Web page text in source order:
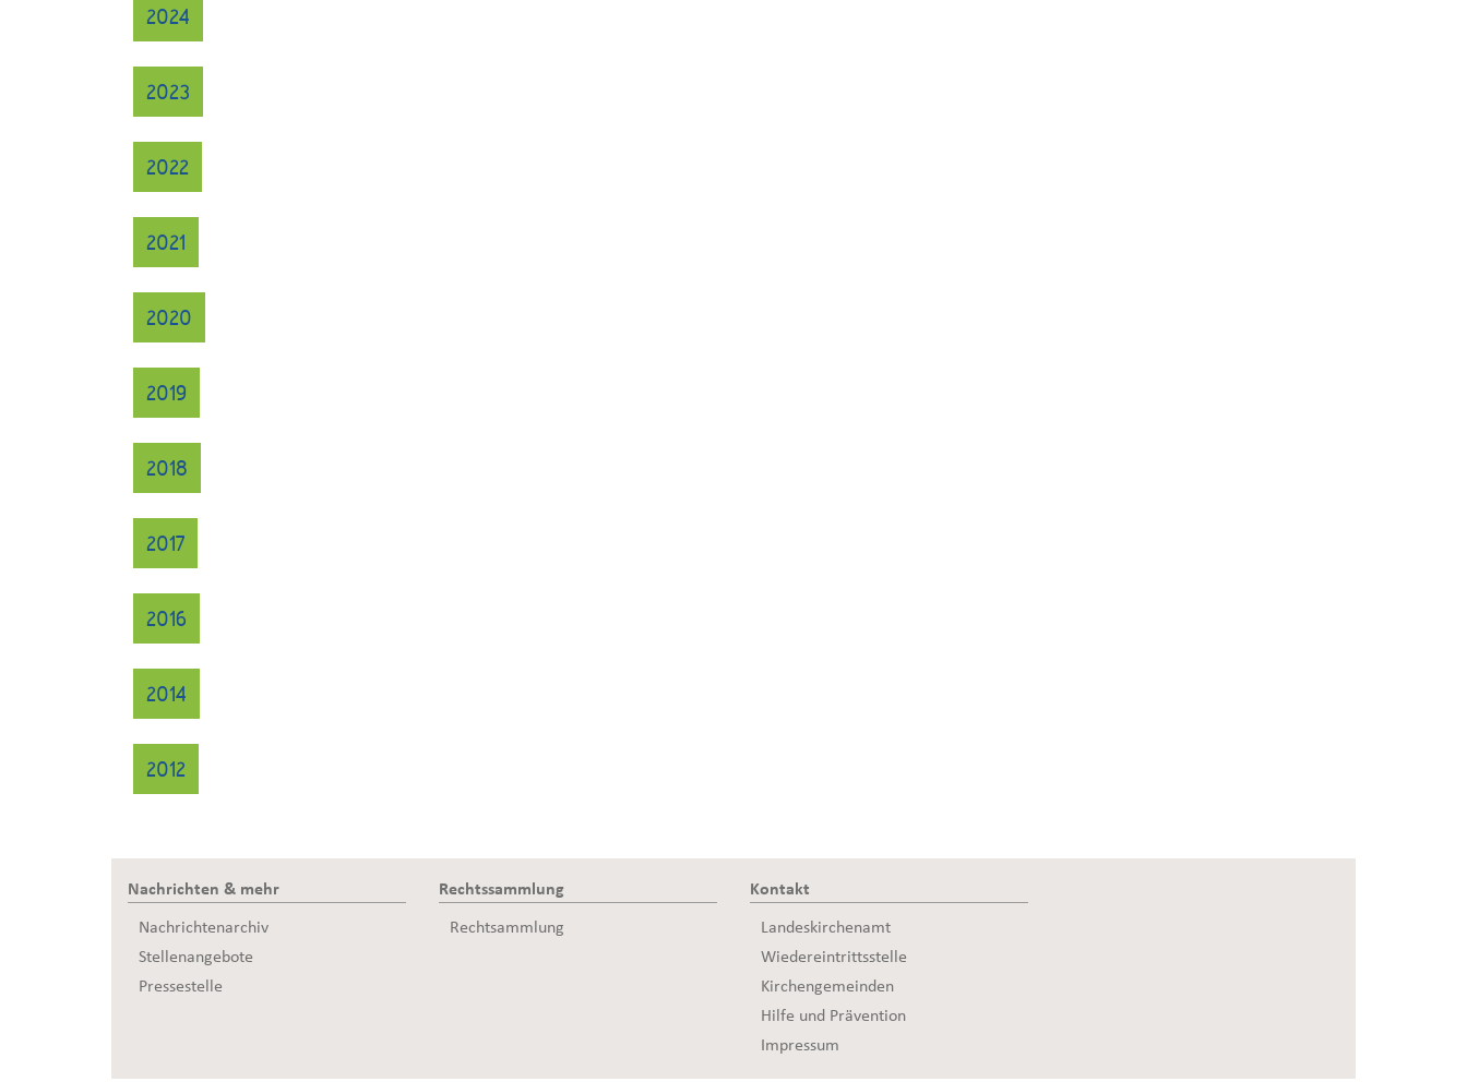
2024
2023
2022
2021
2020
2019
2018
2017
2016
2014
2012
Nachrichten & mehr
Nachrichtenarchiv
Stellenangebote
Pressestelle
Rechtssammlung
Rechtsammlung
Kontakt
Landeskirchenamt
Wiedereintrittsstelle
Kirchengemeinden
Hilfe und Prävention
Impressum